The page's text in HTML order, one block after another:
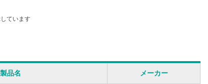
ています
製品名 メーカー